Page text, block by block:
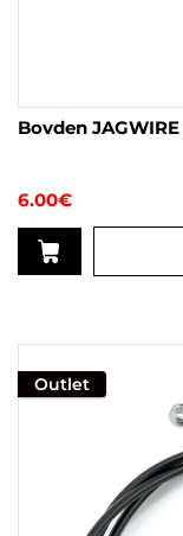
Bovden
6.00€
Outlet